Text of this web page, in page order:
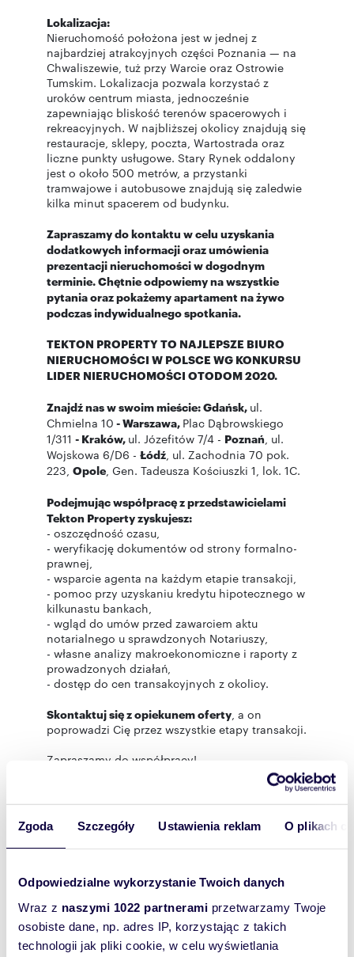
Zgoda Szczegóły Ustawienia reklam O plikach
Odpowiedzialne wykorzystanie Twoich danych
Wraz z naszymi 1022 partnerami przetwarzamy Twoje
osobiste dane, np. adres IP, korzystając z takich
technologii jak pliki cookie, w celu wyświetlania
Lokalizacja:
Nieruchomość położona jest w jednej z
najbardziej atrakcyjnych części Poznania — na
Chwaliszewie, tuż przy Warcie oraz Ostrowie
Tumskim. Lokalizacja pozwala korzystać z
uroków centrum miasta, jednocześnie
zapewniając bliskość terenów spacerowych i
rekreacyjnych. W najbliższej okolicy znajdują się
restauracje, sklepy, poczta, Wartostrada oraz
liczne punkty usługowe. Stary Rynek oddalony
jest o około 500 metrów, a przystanki
tramwajowe i autobusowe znajdują się zaledwie
kilka minut spacerem od budynku.
Zapraszamy do kontaktu w celu uzyskania
dodatkowych informacji oraz umówienia
prezentacji nieruchomości w dogodnym
terminie. Chętnie odpowiemy na wszystkie
pytania oraz pokażemy apartament na żywo
podczas indywidualnego spotkania.
TEKTON PROPERTY TO NAJLEPSZE BIURO
NIERUCHOMOŚCI W POLSCE WG KONKURSU
LIDER NIERUCHOMOŚCI OTODOM 2020.
Znajdź nas w swoim mieście: Gdańsk, ul.
Chmielna 10 - Warszawa, Plac Dąbrowskiego
1/311 - Kraków, ul. Józefitów 7/4 - Poznań, ul.
Wojskowa 6/D6 - Łódź, ul. Zachodnia 70 pok.
223, Opole, Gen. Tadeusza Kościuszki 1, lok. 1C.
Podejmując współpracę z przedstawicielami
Tekton Property zyskujesz:
- oszczędność czasu,
- weryfikację dokumentów od strony formalno-
prawnej,
- wsparcie agenta na każdym etapie transakcji,
- pomoc przy uzyskaniu kredytu hipotecznego w
kilkunastu bankach,
- wgląd do umów przed zawarciem aktu
notarialnego u sprawdzonych Notariuszy,
- własne analizy makroekonomiczne i raporty z
prowadzonych działań,
- dostęp do cen transakcyjnych z okolicy.
Skontaktuj się z opiekunem oferty, a on
poprowadzi Cię przez wszystkie etapy transakcji.
Zapraszamy do współpracy!
Niniejsze ogłoszenie nie stanowi oferty
handlowej w rozumieniu przepisów art. 66 k.c., a
przedstawione dane mają charakter
informacyjny.
Rozwiń opis